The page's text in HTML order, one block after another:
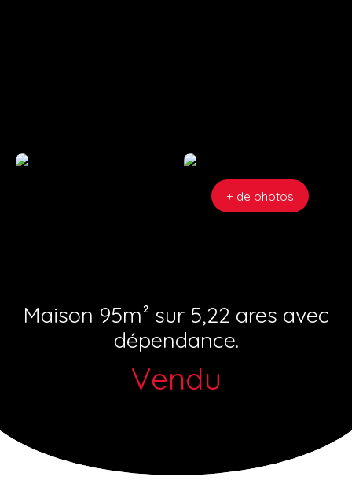
+ de photos
Maison 95m² sur 5,22 ares avec
dépendance.
Vendu